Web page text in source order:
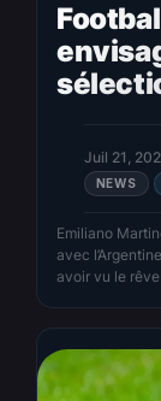
Juil 21,
NEWS
Emiliano
avec
avoir vu le